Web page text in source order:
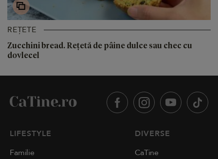
REȚETE
Zucchini bread. Rețetă de pâine dulce sau chec cu
dovlecel
LIFESTYLE
Familie
DIVERSE
CaTine